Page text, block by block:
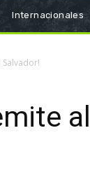
Internacionales
Salvador!